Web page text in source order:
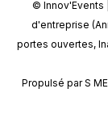
© Innov'Events |
d'entreprise
portes ouvertes,
Propulsé par S